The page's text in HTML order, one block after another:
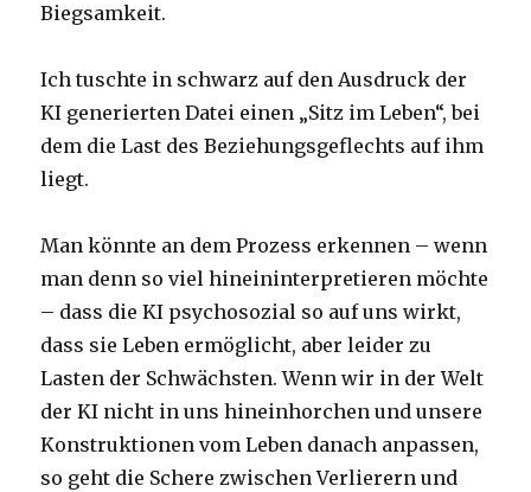
Biegsamkeit.
Ich tuschte in schwarz auf den Ausdruck der
KI generierten Datei einen „Sitz im Leben“, bei
dem die Last des Beziehungsgeflechts auf ihm
liegt.
Man könnte an dem Prozess erkennen – wenn
man denn so viel hineininterpretieren möchte
– dass die KI psychosozial so auf uns wirkt,
dass sie Leben ermöglicht, aber leider zu
Lasten der Schwächsten. Wenn wir in der Welt
der KI nicht in uns hineinhorchen und unsere
Konstruktionen vom Leben danach anpassen,
so geht die Schere zwischen Verlierern und